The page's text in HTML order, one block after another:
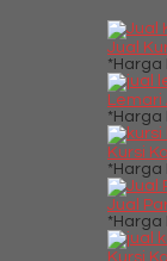
Jual
*Harga
Lemari
*Harga
Kursi
*Harga
Jual
*Harga